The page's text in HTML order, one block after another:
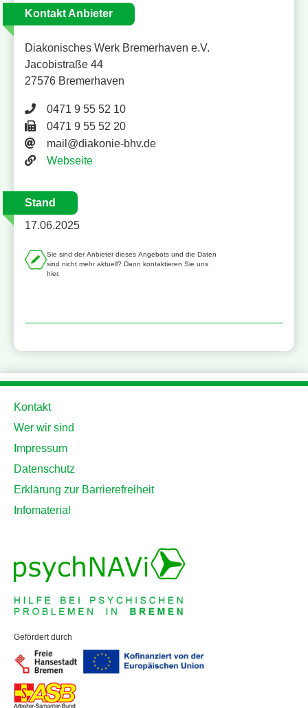
Kontakt Anbieter
Diakonisches Werk Bremerhaven e.V.
Jacobistraße 44
27576 Bremerhaven
Telefonnummer 0471 9 55 52 10
0471 9 55 52 10
Faxnummer 0471 9 55 52 20
0471 9 55 52 20
E-Mail-Adresse
mail@diakonie-bhv.de
Website
Webseite
Stand
17.06.2025
Sie sind der Anbieter dieses Angebots und die Daten
sind nicht mehr aktuell? Dann kontaktieren Sie uns
hier.
Kontakt
Wer wir sind
Impressum
Datenschutz
Erklärung zur Barrierefreiheit
Infomaterial
Gefördert durch